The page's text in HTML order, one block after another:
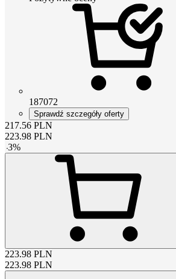
187072
Sprawdź szczegóły oferty
217.56 PLN
223.98 PLN
-3%
223.98 PLN
223.98 PLN